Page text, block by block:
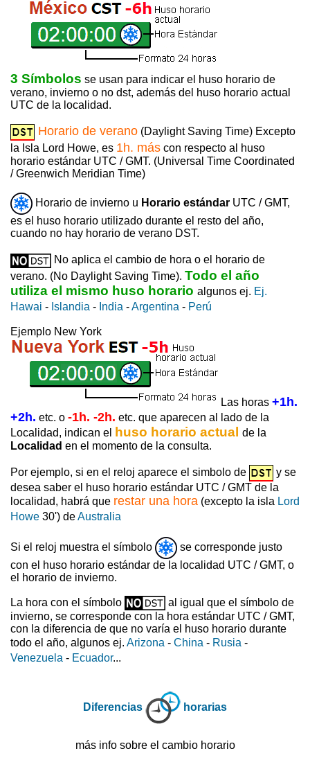
3 Símbolos se usan para indicar el huso horario de
verano, invierno o no dst, además del huso horario actual
UTC de la localidad.
Horario de verano (Daylight Saving Time) Excepto
la Isla Lord Howe, es 1h. más con respecto al huso
horario estándar UTC / GMT. (Universal Time Coordinated
/ Greenwich Meridian Time)
Horario de invierno u Horario estándar UTC / GMT,
es el huso horario utilizado durante el resto del año,
cuando no hay horario de verano DST.
No aplica el cambio de hora o el horario de
verano. (No Daylight Saving Time). Todo el año
utiliza el mismo huso horario algunos ej. Ej.
Hawai - Islandia - India -Argentina - Perú
Ejemplo New York
Las horas +1h.
+2h. etc. o -1h. -2h. etc. que aparecen al lado de la
Localidad, indican el huso horario actual de la
Localidad en el momento de la consulta.
Por ejemplo, si en el reloj aparece el simbolo de
y se
desea saber el huso horario estándar UTC / GMT de la
localidad, habrá que restar una hora (excepto la isla Lord
Howe 30') deAustralia
Si el reloj muestra el símbolo
se corresponde justo
con el huso horario estándar de la localidad UTC / GMT, o
el horario de invierno.
La hora con el símbolo
al igual que el símbolo de
invierno, se corresponde con la hora estándar UTC / GMT,
con la diferencia de que no varía el huso horario durante
todo el año, algunos ej. Arizona - China - Rusia -
Venezuela - Ecuador...
Diferencias horarias
más info sobre el cambio horario